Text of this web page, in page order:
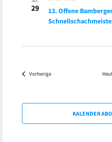
29
13. Offene
VorherigeVeranstaltungen
KALENDER